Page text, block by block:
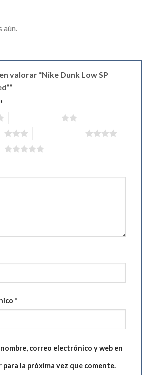
aún.
valorar “Nike Dunk Low SP
*
*
correo electrónico y web en
para la próxima vez que comente.